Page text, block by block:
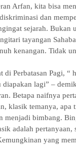
Arfan, kita bisa
dan
sejarah.
tayangan
kenangan. Tidak
di Perbatasan Pagi, “
lagi” –
Betapa naifnya
klasik temanya,
menjadi bimbang.
adalah
yang